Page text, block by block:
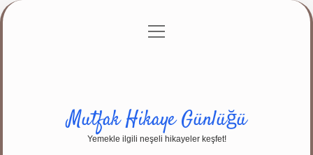
Gizlilik Politikası
menüyü
Mutfak Hikaye Günlüğü
Yemekle ilgili neşeli hikayeler keşfet!